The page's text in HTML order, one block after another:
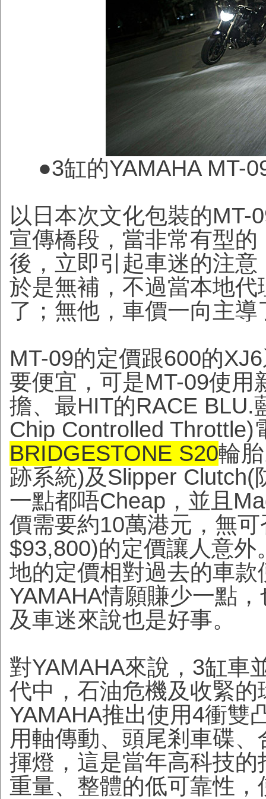
●3缸的YAMAHA MT-
以日本次文化包裝的MT-
宣傳橋段，當非常有型
後，立即引起車迷的注
於是無補，不過當本地
了；無他，車價一向主
MT-09的定價跟600的
要便宜，可是MT-09使用
擔、最HIT的RACE BLU.
Chip Controlled Throttle)
BRIDGESTONE S20輪
跡系統)及Slipper
一點都唔Cheap，並且
價需要約10萬港元，無
$93,800)的定價讓人意
地的定價相對過去的車
YAMAHA情願賺少一點
及車迷來說也是好事。
對YAMAHA來說，3缸車
代中，石油危機及收緊
YAMAHA推出使用4衝雙
用軸傳動、頭尾剎車碟
揮燈，這是當年高科技
重量、整體的低可靠性